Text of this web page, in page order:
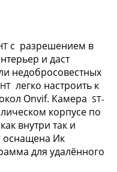
с разрешением в
и даст
недобросовестных
легко настроить к
Onvif. Камера ST-
корпусе по
внутри так и
оснащена Ик
для удалённого